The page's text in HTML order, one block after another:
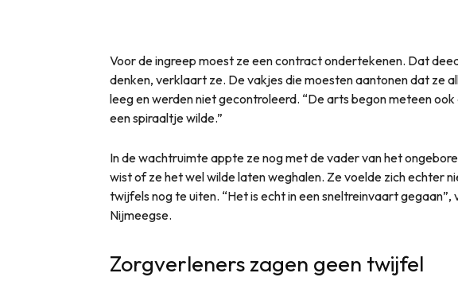
Voor de ingreep moest ze een contract ondertekenen. Dat
denken, verklaart ze. De vakjes die moesten aantonen dat ze
leeg en werden niet gecontroleerd. “De arts begon meteen
een spiraaltje wilde.”
In de wachtruimte appte ze nog met de vader van het
wist of ze het wel wilde laten weghalen. Ze voelde zich echter
twijfels nog te uiten. “Het is echt in een sneltreinvaart
Nijmeegse.
Zorgverleners zagen geen twijfel